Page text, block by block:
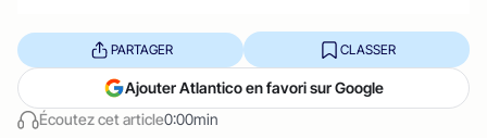
Écoutez cet article0:00min
PARTAGER CLASSER
Ajouter Atlantico en favori sur Google